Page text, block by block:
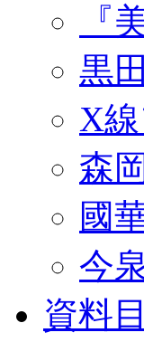
『
黒
X
森
國
今
資料